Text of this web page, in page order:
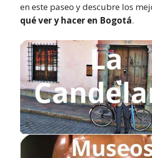
en este paseo y descubre los
qué ver y hacer en Bogotá.